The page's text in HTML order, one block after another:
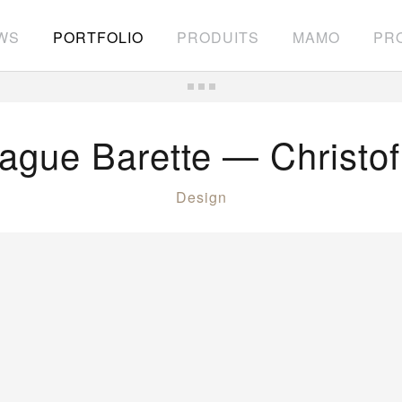
PORTFOLIO PRODUITS MAMO
Barette —
Design